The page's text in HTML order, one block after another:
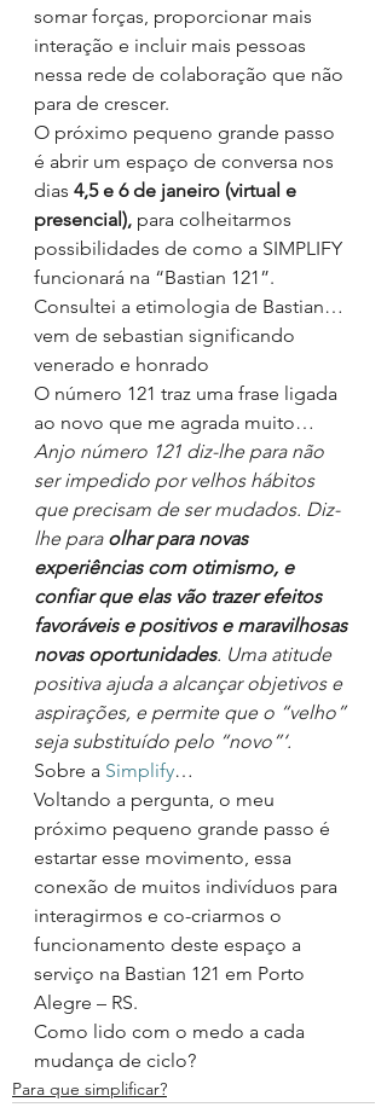
somar forças, proporcionar mais
interação e incluir mais pessoas
nessa rede de colaboração que não
para de crescer.
O próximo pequeno grande passo
é abrir um espaço de conversa nos
dias 4,5 e 6 de janeiro (virtual e
presencial), para colheitarmos
possibilidades de como a SIMPLIFY
funcionará na “Bastian 121”.
Consultei a etimologia de Bastian…
vem de sebastian significando
venerado e honrado
O número 121 traz uma frase ligada
ao novo que me agrada muito…
Anjo número 121 diz-lhe para não
ser impedido por velhos hábitos
que precisam de ser mudados. Diz-
lhe para olhar para novas
experiências com otimismo, e
confiar que elas vão trazer efeitos
favoráveis e positivos e maravilhosas
novas oportunidades. Uma atitude
positiva ajuda a alcançar objetivos e
aspirações, e permite que o “velho”
seja substituído pelo “novo”‘.
Sobre a Simplify…
Voltando a pergunta, o meu
próximo pequeno grande passo é
estartar esse movimento, essa
conexão de muitos indivíduos para
interagirmos e co-criarmos o
funcionamento deste espaço a
serviço na Bastian 121 em Porto
Alegre – RS.
Como lido com o medo a cada
mudança de ciclo?
Para que simplificar?